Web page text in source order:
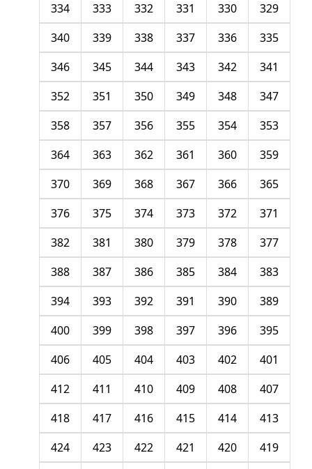
329
330
331
332
333
334
335
336
337
338
339
340
341
342
343
344
345
346
347
348
349
350
351
352
353
354
355
356
357
358
359
360
361
362
363
364
365
366
367
368
369
370
371
372
373
374
375
376
377
378
379
380
381
382
383
384
385
386
387
388
389
390
391
392
393
394
395
396
397
398
399
400
401
402
403
404
405
406
407
408
409
410
411
412
413
414
415
416
417
418
419
420
421
422
423
424